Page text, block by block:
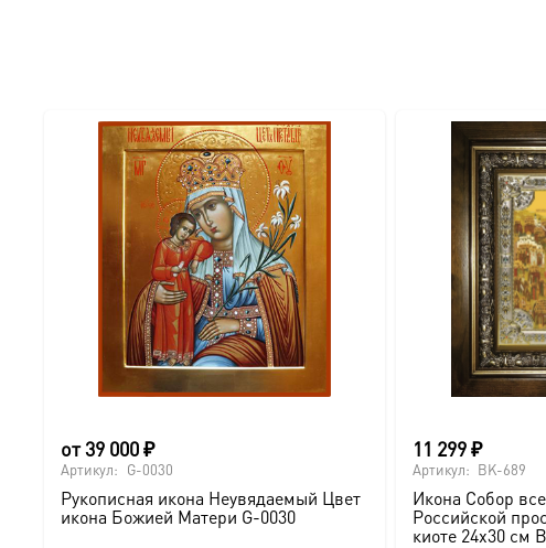
Эта икона станет прекрасным духовным подарком:
● На день Ангела (именины) — в честь небесного
● На Крещение ребенка или взрослого.
● На день рождения как символ защиты и заступничества.
● На венчание или годовщину брака (для парных икон или
● На новоселье для освящения домашнего очага.
Доставка и заказ:
Мы предлагаем купить икону в Москве с доставкой по
от39 000₽
Артикул: G-0030
Рукописная икона Неувядаемый Цвет
икона Божией Матери G-0030
11 299₽
Артикул: BK-689
Икона Собор
Российской
киоте 24х30 см